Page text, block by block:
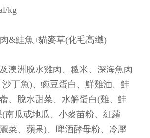
kg
&鮭魚+貓麥草(化毛高纖)
澳洲脫水雞肉、糙米、深海魚肉
丁魚)、豌豆蛋白、鮮雞油、鮭
、脫水甜菜、水解蛋白(雞、鮭
南瓜或地瓜、小麥苗粉、紅蘿
菜、蘋果)、啤酒酵母粉、冷壓